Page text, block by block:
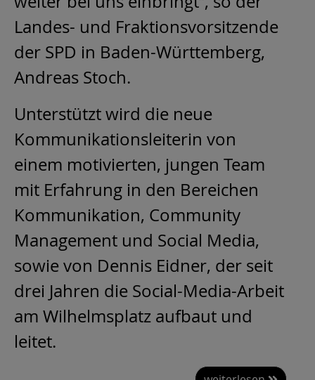
Landes- und Fraktionsvorsitzende
der SPD in Baden-Württemberg,
Andreas Stoch.
Unterstützt wird die neue
Kommunikationsleiterin von
einem motivierten, jungen Team
mit Erfahrung in den Bereichen
Kommunikation, Community
Management und Social Media,
sowie von Dennis Eidner, der seit
drei Jahren die Social-Media-Arbeit
am Wilhelmsplatz aufbaut und
leitet.